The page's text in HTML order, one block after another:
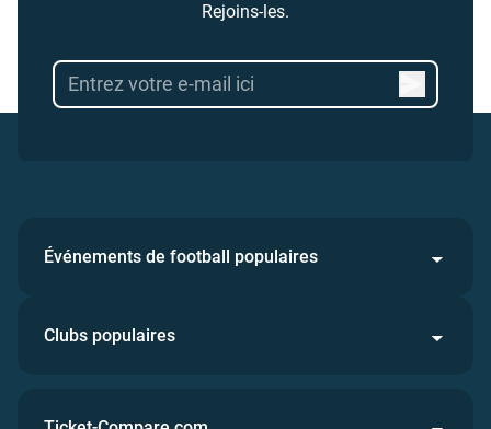
Rejoins-les.
Événements de football populaires
Clubs populaires